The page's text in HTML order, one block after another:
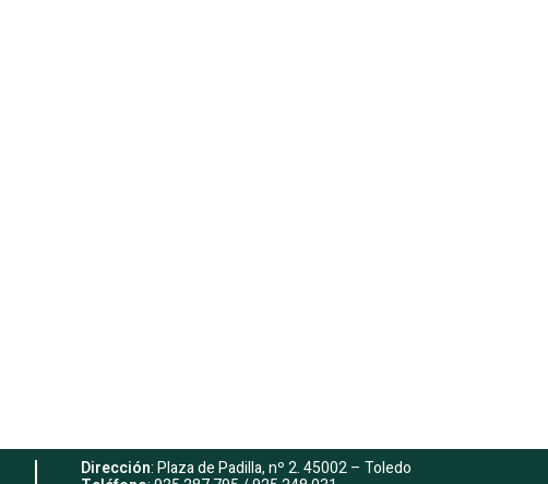
Dirección: Plaza de Padilla, nº 2. 45002 – Toledo